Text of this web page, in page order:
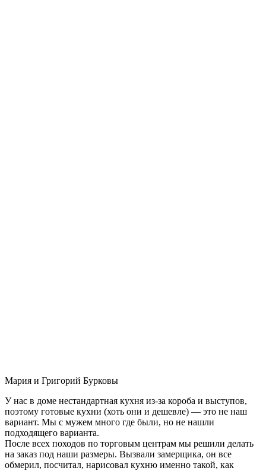
Мария и Григорий Бурковы
У нас в доме нестандартная кухня из-за короба и выступов,
поэтому готовые кухни (хоть они и дешевле) — это не наш
вариант. Мы с мужем много где были, но не нашли
подходящего варианта.
После всех походов по торговым центрам мы решили делать
на заказ под наши размеры. Вызвали замерщика, он все
обмерил, посчитал, нарисовал кухню именно такой, как